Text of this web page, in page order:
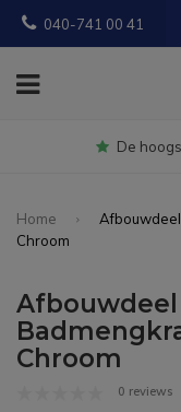
040-741 00 41
Home
Chroom
Chroom
0 reviews